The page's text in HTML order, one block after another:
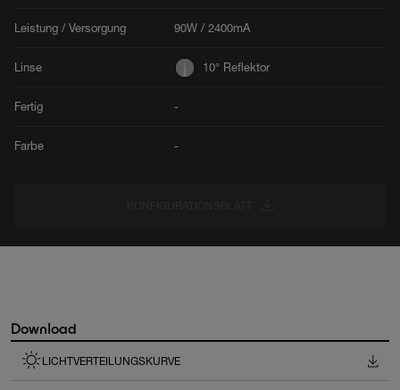
Leistung / Versorgung 90W / 2400mA
Linse 10° Reflektor
Fertig -
Farbe -
Download
LICHTVERTEILUNGSKURVE